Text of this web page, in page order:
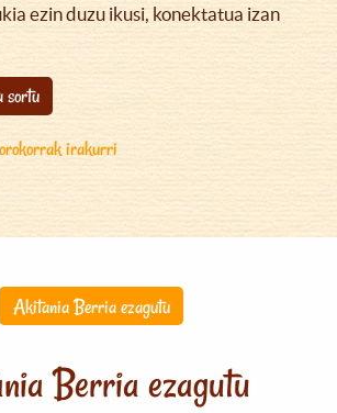
ezin duzu ikusi, konektatua izan
sortu
irakurri
Akitania Berria ezagutu
Berria ezagutu